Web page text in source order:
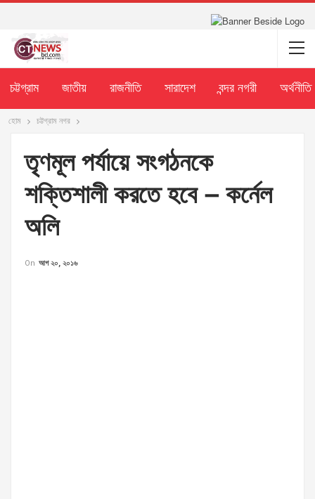
চট্টগ্রাম জাতীয় রাজনীতি সারাদেশ বন্দর নগরী অর্থনীতি
হোম চট্টগ্রাম নগর
তৃণমূল পর্যায়ে সংগঠনকে
শক্তিশালী করতে হবে – কর্নেল
অলি
On আগ ২০, ২০১৬